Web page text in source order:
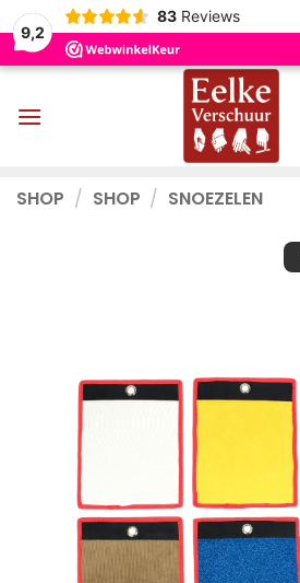
9,2
83 Reviews
Ga
naar
inhoud
SHOP / SHOP / SNOEZELEN